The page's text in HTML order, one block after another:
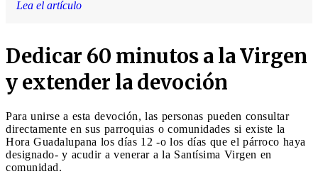
Lea el artículo
Dedicar 60 minutos a la Virgen
y extender la devoción
Para unirse a esta devoción, las personas pueden consultar
directamente en sus parroquias o comunidades si existe la
Hora Guadalupana los días 12 -o los días que el párroco haya
designado- y acudir a venerar a la Santísima Virgen en
comunidad.